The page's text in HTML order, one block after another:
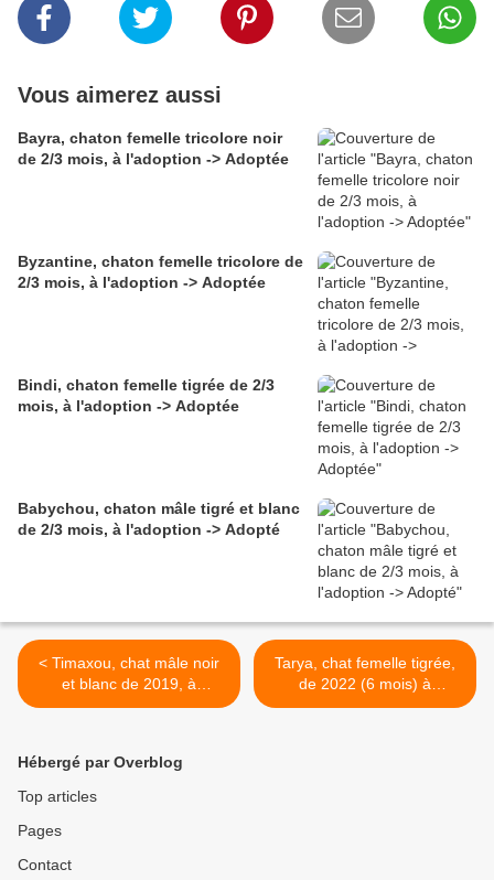
Vous aimerez aussi
Bayra, chaton femelle tricolore noir
de 2/3 mois, à l'adoption -> Adoptée
Byzantine, chaton femelle tricolore de
2/3 mois, à l'adoption -> Adoptée
Bindi, chaton femelle tigrée de 2/3
mois, à l'adoption -> Adoptée
Babychou, chaton mâle tigré et blanc
de 2/3 mois, à l'adoption -> Adopté
< Timaxou, chat mâle noir
et blanc de 2019, à
l'adoption -> adopté
Tarya, chat femelle tigrée,
de 2022 (6 mois) à
l'adoption -> adoptée >
Hébergé par Overblog
Top articles
Pages
Contact